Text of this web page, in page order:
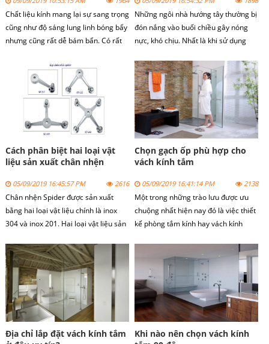
Chất liệu kính mang lại sự sang trọng
cũng như độ sáng lung linh bóng bẩy
nhưng cũng rất dễ bám bẩn. Có rất
nhưng hôm nay chúng tôi xin giới
thiệu cách vệ sinh cửa kính với chanh
và giấm.
Những ngôi nhà hướng tây thường bị
đón nắng vào buổi chiều gây nóng
nực, khó chịu. Nhất là khi sử dụng
cửa kính cho nhà hướng tây như thế
nào chúng ta cùng xem bài viết dưới
đây.
Cách phân biệt hai loại vật
liệu sản xuất chân nhện
05/09/2019 16:45:57 PM 2616
Chân nhện Spiderđược sản xuất
bằng hai loại vật liệu chính là inox
304 và inox 201. Hai loại vật liệu sản
số kỹ thuật khác nhau và có đặc điểm
khác nhau.
Chọn gạch ốp phù hợp cho
vách kính tắm
05/09/2019 16:41:14 PM 2138
Một trong những trào lưu được ưu
chuộng nhất hiện nay đó là việc thiết
kế phòng tắm kính hay vách kính
Địa chỉ lắp đặt vách kính tắm
Khi nào nên chọn vách kính